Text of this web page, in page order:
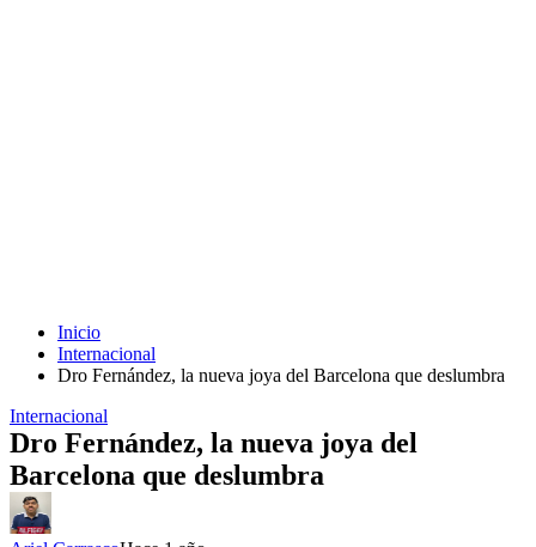
Inicio
Internacional
Dro Fernández, la nueva joya del Barcelona que deslumbra
Internacional
Dro Fernández, la nueva joya del
Barcelona que deslumbra